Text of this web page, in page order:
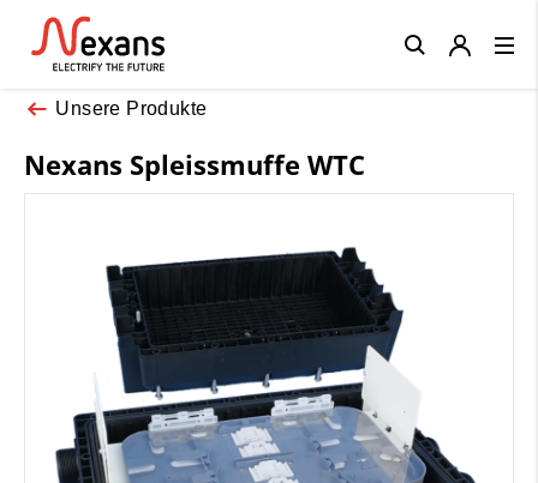
Unsere Produkte
Nexans Spleissmuffe WTC
Close